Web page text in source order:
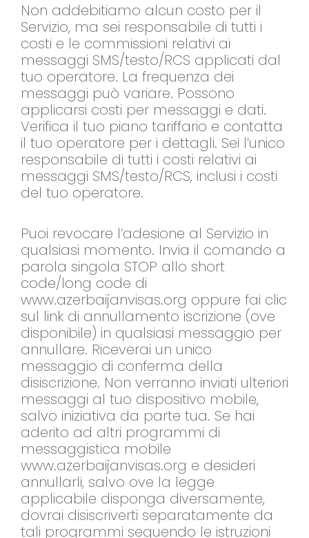
Non addebitiamo alcun costo per il
Servizio, ma sei responsabile di tutti i
costi e le commissioni relativi ai
messaggi SMS/testo/RCS applicati dal
tuo operatore. La frequenza dei
messaggi può variare. Possono
applicarsi costi per messaggi e dati.
Verifica il tuo piano tariffario e contatta
il tuo operatore per i dettagli. Sei l’unico
responsabile di tutti i costi relativi ai
messaggi SMS/testo/RCS, inclusi i costi
del tuo operatore.
Puoi revocare l’adesione al Servizio in
qualsiasi momento. Invia il comando a
parola singola STOP allo short
code/long code di
www.azerbaijanvisas.org oppure fai clic
sul link di annullamento iscrizione (ove
disponibile) in qualsiasi messaggio per
annullare. Riceverai un unico
messaggio di conferma della
disiscrizione. Non verranno inviati ulteriori
messaggi al tuo dispositivo mobile,
salvo iniziativa da parte tua. Se hai
aderito ad altri programmi di
messaggistica mobile
www.azerbaijanvisas.org e desideri
annullarli, salvo ove la legge
applicabile disponga diversamente,
dovrai disiscriverti separatamente da
tali programmi seguendo le istruzioni